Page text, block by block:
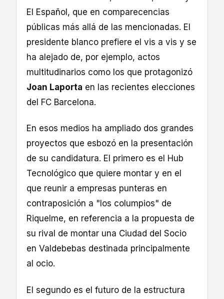
El Español, que en comparecencias
públicas más allá de las mencionadas. El
presidente blanco prefiere el vis a vis y se
ha alejado de, por ejemplo, actos
multitudinarios como los que protagonizó
Joan Laporta en las recientes elecciones
del FC Barcelona.
En esos medios ha ampliado dos grandes
proyectos que esbozó en la presentación
de su candidatura. El primero es el Hub
Tecnológico que quiere montar y en el
que reunir a empresas punteras en
contraposición a "los columpios" de
Riquelme, en referencia a la propuesta de
su rival de montar una Ciudad del Socio
en Valdebebas destinada principalmente
al ocio.
El segundo es el futuro de la estructura